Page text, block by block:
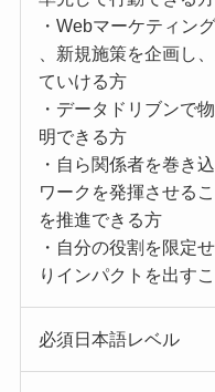
・Webマーケティン
、新規施策を企画し
ていける方
・データドリブンで
明できる方
・自ら関係者を巻き
ワークを発揮させる
を推進できる方
・自分の役割を限定
りインパクトを出す
必須日本語レベル